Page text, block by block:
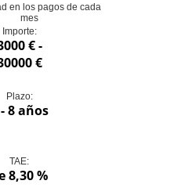
en los pagos de cada
mes
Importe:
€ -
€
Plazo:
8 años
TAE:
8,30 %